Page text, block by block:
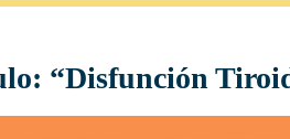
“Disfunción